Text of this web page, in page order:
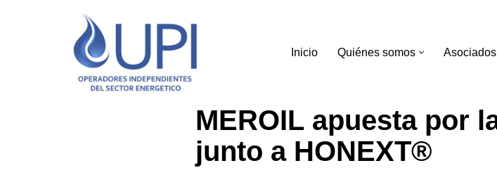
Inicio Quiénes somos Asociados
MEROIL apuesta por
junto a HONEXT®